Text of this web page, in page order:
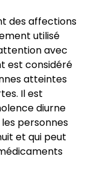
des affections
utilisé
avec
est considéré
atteintes
Il est
diurne
personnes
et qui peut